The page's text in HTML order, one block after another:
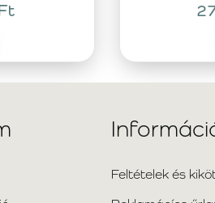
Feltételek és